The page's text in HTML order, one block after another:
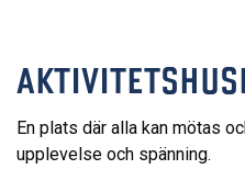
En plats där alla kan mötas
upplevelse och spänning.